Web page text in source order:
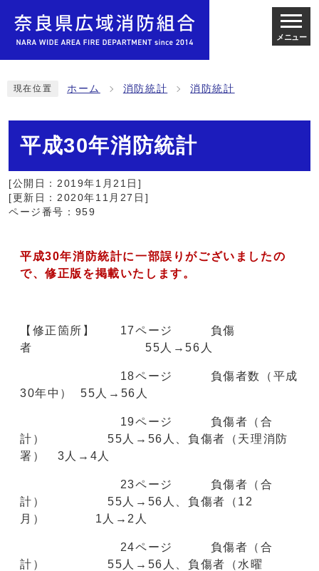
メニュー
現在位置 ホーム 消防統計 消防統計
平成30年消防統計
[公開日：2019年1月21日]
[更新日：2020年11月27日]
ページ番号：959
平成30年消防統計に一部誤りがございましたの
で、修正版を掲載いたします。
【修正箇所】 17ページ 負傷
者 55人→56人
18ページ 負傷者数（平成
30年中） 55人→56人
19ページ 負傷者（合
計） 55人→56人、負傷者（天理消防
署） 3人→4人
23ページ 負傷者（合
計） 55人→56人、負傷者（12
月） 1人→2人
24ページ 負傷者（合
計） 55人→56人、負傷者（水曜